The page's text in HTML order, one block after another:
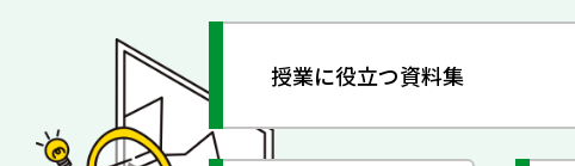
授業に役立つ資料集